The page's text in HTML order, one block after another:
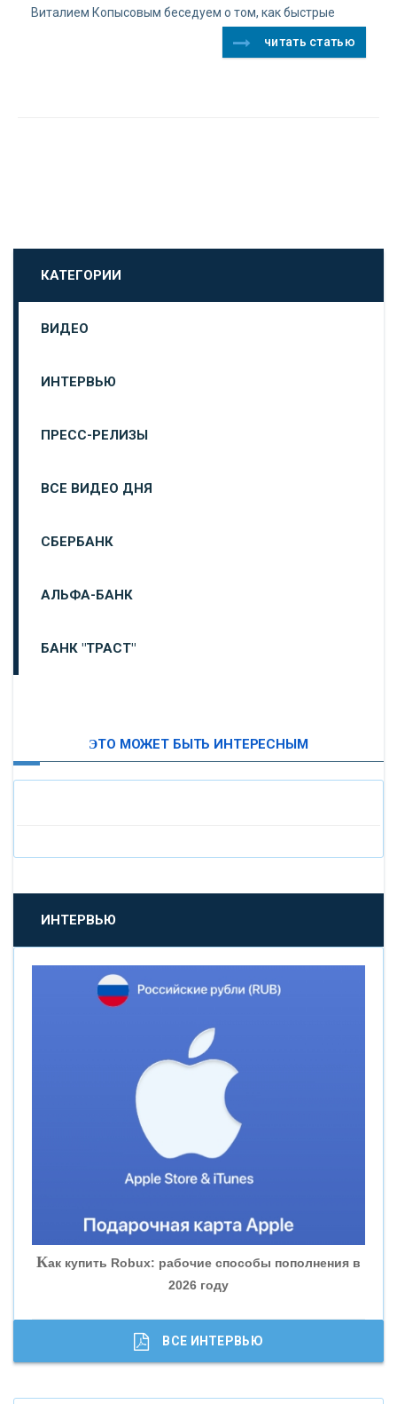
Виталием Копысовым беседуем о том, как быстрые
читать статью
КАТЕГОРИИ
ВИДЕО
ИНТЕРВЬЮ
ПРЕСС-РЕЛИЗЫ
ВСЕ ВИДЕО ДНЯ
СБЕРБАНК
АЛЬФА-БАНК
БАНК "ТРАСТ"
«БАНК САНКТ-ПЕТЕРБУРГ»
«ПРОМСВЯЗЬБАНК»
«НОВИКОМБАНК»
«ВНЕШПРОМБАНК»
«БАНК ГЛОБЭКС»
«СОВКОМБАНК»
«ГАЗПРОМБАНК»
«МОСКОВСКИЙ КРЕДИТНЫЙ БАНК»
ЭТО МОЖЕТ БЫТЬ ИНТЕРЕСНЫМ
ИНТЕРВЬЮ
Как купить Robux: рабочие способы пополнения в
2026 году
ВСЕ ИНТЕРВЬЮ